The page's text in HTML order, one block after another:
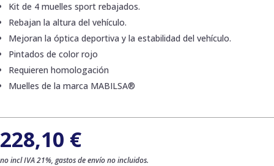
Kit de 4 muelles sport rebajados.
Rebajan la altura del vehículo.
Mejoran la óptica deportiva y la estabilidad del vehículo.
Pintados de color rojo
Requieren homologación
Muelles de la marca MABILSA®
228,10 €
no incl IVA 21%, gastos de envío no incluidos.